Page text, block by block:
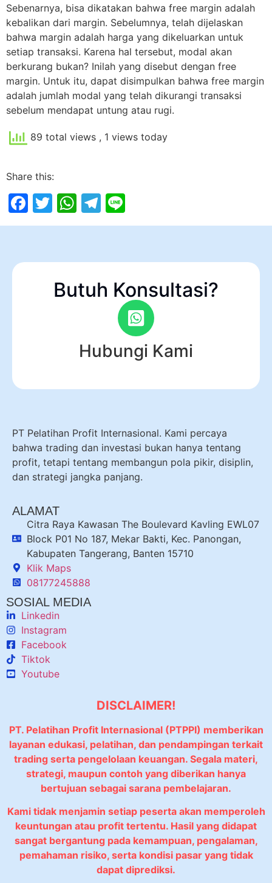
Sebenarnya, bisa dikatakan bahwa free margin adalah
kebalikan dari margin. Sebelumnya, telah dijelaskan
bahwa margin adalah harga yang dikeluarkan untuk
setiap transaksi. Karena hal tersebut, modal akan
berkurang bukan? Inilah yang disebut dengan free
margin. Untuk itu, dapat disimpulkan bahwa free margin
adalah jumlah modal yang telah dikurangi transaksi
sebelum mendapat untung atau rugi.
89 total views , 1 views today
Share this:
Facebook
Twitter
WhatsApp
Telegram
Butuh Konsultasi?
Hubungi Kami
PT Pelatihan Profit Internasional. Kami percaya
bahwa trading dan investasi bukan hanya tentang
profit, tetapi tentang membangun pola pikir, disiplin,
dan strategi jangka panjang.
ALAMAT
Citra Raya Kawasan The Boulevard Kavling EWL07
Block P01 No 187, Mekar Bakti, Kec. Panongan,
Kabupaten Tangerang, Banten 15710
Klik Maps
08177245888
SOSIAL MEDIA
Linkedin
Instagram
Facebook
Tiktok
Youtube
DISCLAIMER!
PT. Pelatihan Profit Internasional (PTPPI) memberikan
layanan edukasi, pelatihan, dan pendampingan terkait
trading serta pengelolaan keuangan. Segala materi,
strategi, maupun contoh yang diberikan hanya
bertujuan sebagai sarana pembelajaran.
Kami tidak menjamin setiap peserta akan memperoleh
keuntungan atau profit tertentu. Hasil yang didapat
sangat bergantung pada kemampuan, pengalaman,
pemahaman risiko, serta kondisi pasar yang tidak
dapat diprediksi.